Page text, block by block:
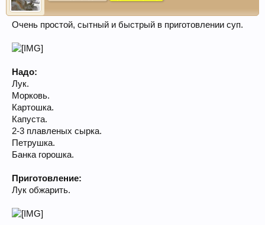
Очень простой, сытный и быстрый в приготовлении суп.
Надо:
Лук.
Морковь.
Картошка.
Капуста.
2-3 плавленых сырка.
Петрушка.
Банка горошка.
Приготовление:
Лук обжарить.